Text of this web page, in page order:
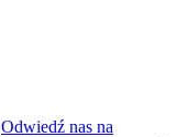
Odwiedź nas na